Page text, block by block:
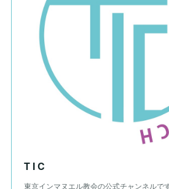
T I C
東京インマヌエル教会の公式チャンネルで